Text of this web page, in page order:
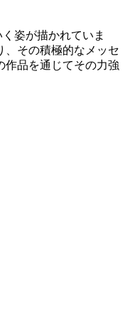
姿が描かれていま
、その積極的なメッセ
作品を通じてその力強